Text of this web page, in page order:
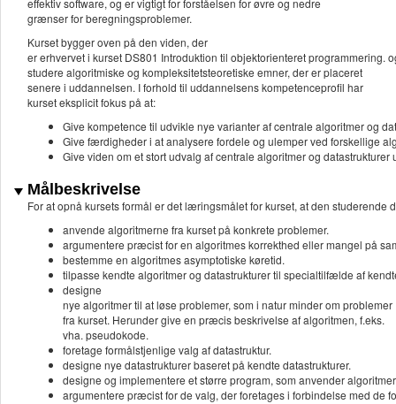
effektiv software, og er vigtigt for forståelsen for øvre og nedre
grænser for beregningsproblemer.
Kurset bygger oven på den viden, der
er erhvervet i kurset DS801 Introduktion til objektorienteret programmering.
studere algoritmiske og kompleksitetsteoretiske emner, der er placeret
senere i uddannelsen. I forhold til uddannelsens kompetenceprofil har
kurset eksplicit fokus på at:
Give kompetence til udvikle nye varianter af centrale algoritmer og
Give færdigheder i at analysere fordele og ulemper ved forskellige
Give viden om et stort udvalg af centrale algoritmer og
Målbeskrivelse
For at opnå kursets formål er det læringsmålet for kurset, at den studerende
anvende algoritmerne fra kurset på konkrete problemer.
argumentere præcist for en algoritmes korrekthed eller mangel på
bestemme en algoritmes asymptotiske køretid.
tilpasse kendte algoritmer og datastrukturer til specialtilfælde af
designe
nye algoritmer til at løse problemer, som i natur minder om problemer
fra kurset. Herunder give en præcis beskrivelse af algoritmen, f.eks.
vha. pseudokode.
foretage formålstjenlige valg af datastruktur.
designe nye datastrukturer baseret på kendte datastrukturer.
designe og implementere et større program, som anvender
argumentere præcist for de valg, der foretages i forbindelse med de